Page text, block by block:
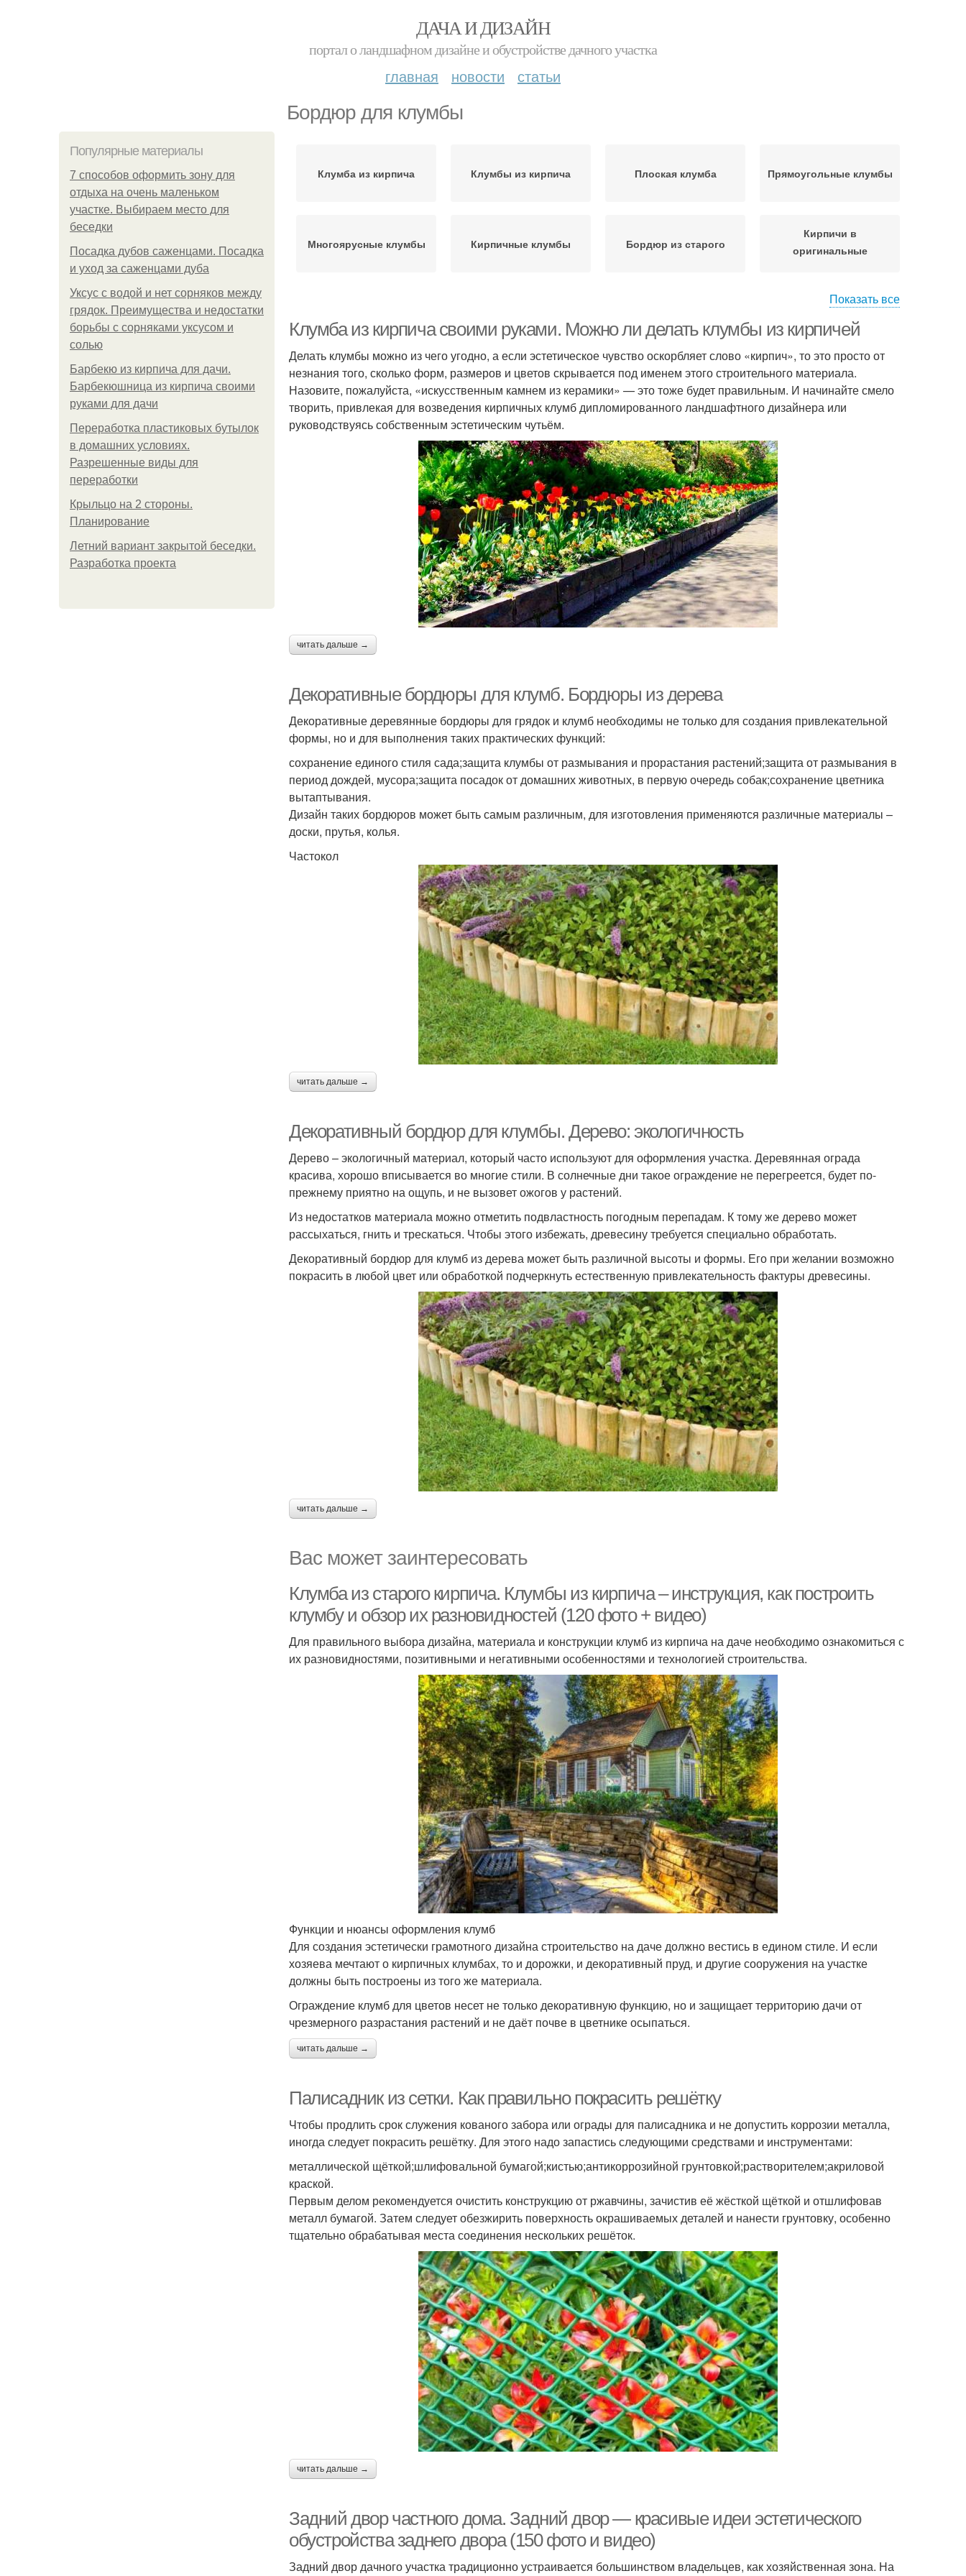
ДАЧА И ДИЗАЙН
портал о ландшафном дизайне и обустройстве дачного участка
главная новости статьи
Бордюр для клумбы
Популярные материалы
7 способов оформить зону для
отдыха на очень маленьком
участке. Выбираем место для
беседки
Посадка дубов саженцами. Посадка
и уход за саженцами дуба
Уксус с водой и нет сорняков между
грядок. Преимущества и недостатки
борьбы с сорняками уксусом и
солью
Барбекю из кирпича для дачи.
Барбекюшница из кирпича своими
руками для дачи
Переработка пластиковых бутылок
в домашних условиях.
Разрешенные виды для
переработки
Крыльцо на 2 стороны.
Планирование
Летний вариант закрытой беседки.
Разработка проекта
Клумба из кирпича Клумбы из кирпича Плоская клумба Прямоугольные клумбы
Многоярусные клумбы Кирпичные клумбы Бордюр из старого
Кирпичи в
оригинальные
натурального камня
бордюры
Бордюры из дерева Пластиковый бордюр Бюджетные бордюры Бордюры из камня
Бордюры из кирпича Декоративный бордюр Красивые клумбы
Клумбы из многолетних
Бордюр для клумб
Показать все
Клумба из кирпича своими руками. Можно ли делать клумбы из кирпичей
Делать клумбы можно из чего угодно, а если эстетическое чувство оскорбляет слово «кирпич», то это просто от
незнания того, сколько форм, размеров и цветов скрывается под именем этого строительного материала.
Назовите, пожалуйста, «искусственным камнем из керамики» — это тоже будет правильным. И начинайте смело
творить, привлекая для возведения кирпичных клумб дипломированного ландшафтного дизайнера или
руководствуясь собственным эстетическим чутьём.
читать дальше →
Декоративные бордюры для клумб. Бордюры из дерева
Декоративные деревянные бордюры для грядок и клумб необходимы не только для создания привлекательной
формы, но и для выполнения таких практических функций:
сохранение единого стиля сада;защита клумбы от размывания и прорастания растений;защита от размывания в
период дождей, мусора;защита посадок от домашних животных, в первую очередь собак;сохранение цветника
вытаптывания.
Дизайн таких бордюров может быть самым различным, для изготовления применяются различные материалы –
доски, прутья, колья.
Частокол
читать дальше →
Декоративный бордюр для клумбы. Дерево: экологичность
Дерево – экологичный материал, который часто используют для оформления участка. Деревянная ограда
красива, хорошо вписывается во многие стили. В солнечные дни такое ограждение не перегреется, будет по-
прежнему приятно на ощупь, и не вызовет ожогов у растений.
Из недостатков материала можно отметить подвластность погодным перепадам. К тому же дерево может
рассыхаться, гнить и трескаться. Чтобы этого избежать, древесину требуется специально обработать.
Декоративный бордюр для клумб из дерева может быть различной высоты и формы. Его при желании возможно
покрасить в любой цвет или обработкой подчеркнуть естественную привлекательность фактуры древесины.
читать дальше →
Вас может заинтересовать
Клумба из старого кирпича. Клумбы из кирпича – инструкция, как построить
клумбу и обзор их разновидностей (120 фото + видео)
Для правильного выбора дизайна, материала и конструкции клумб из кирпича на даче необходимо ознакомиться с
их разновидностями, позитивными и негативными особенностями и технологией строительства.
Функции и нюансы оформления клумб
Для создания эстетически грамотного дизайна строительство на даче должно вестись в едином стиле. И если
хозяева мечтают о кирпичных клумбах, то и дорожки, и декоративный пруд, и другие сооружения на участке
должны быть построены из того же материала.
Ограждение клумб для цветов несет не только декоративную функцию, но и защищает территорию дачи от
чрезмерного разрастания растений и не даёт почве в цветнике осыпаться.
читать дальше →
Палисадник из сетки. Как правильно покрасить решётку
Чтобы продлить срок служения кованого забора или ограды для палисадника и не допустить коррозии металла,
иногда следует покрасить решётку. Для этого надо запастись следующими средствами и инструментами:
металлической щёткой;шлифовальной бумагой;кистью;антикоррозийной грунтовкой;растворителем;акриловой
краской.
Первым делом рекомендуется очистить конструкцию от ржавчины, зачистив её жёсткой щёткой и отшлифовав
металл бумагой. Затем следует обезжирить поверхность окрашиваемых деталей и нанести грунтовку, особенно
тщательно обрабатывая места соединения нескольких решёток.
читать дальше →
Задний двор частного дома. Задний двор — красивые идеи эстетического
обустройства заднего двора (150 фото и видео)
Задний двор дачного участка традиционно устраивается большинством владельцев, как хозяйственная зона. На